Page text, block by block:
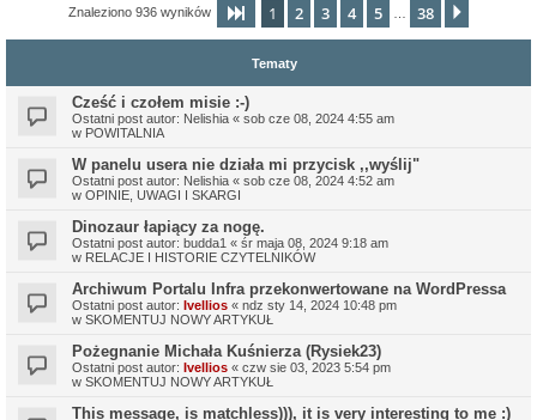
Znaleziono 936 wyników Strona z38
1 2 3 4 5 38
Tematy
Cześć i czołem misie :-)
Ostatni post autor: Nelishia « sob cze 08, 2024 4:55 am
w POWITALNIA
W panelu usera nie działa mi przycisk ,,wyślij"
Ostatni post autor: Nelishia « sob cze 08, 2024 4:52 am
w OPINIE, UWAGI I SKARGI
Dinozaur łapiący za nogę.
Ostatni post autor: budda1 « śr maja 08, 2024 9:18 am
w RELACJE I HISTORIE CZYTELNIKÓW
Archiwum Portalu Infra przekonwertowane na WordPressa
Ostatni post autor: Ivellios « ndz sty 14, 2024 10:48 pm
w SKOMENTUJ NOWY ARTYKUŁ
Pożegnanie Michała Kuśnierza (Rysiek23)
Ostatni post autor: Ivellios « czw sie 03, 2023 5:54 pm
w SKOMENTUJ NOWY ARTYKUŁ
This message, is matchless))), it is very interesting to me :)